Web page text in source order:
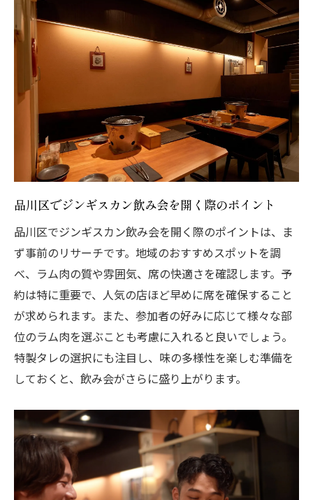
品川区でジンギスカン飲み会を開く際のポイント
品川区でジンギスカン飲み会を開く際のポイントは、ま
ず事前のリサーチです。地域のおすすめスポットを調
べ、ラム肉の質や雰囲気、席の快適さを確認します。予
約は特に重要で、人気の店ほど早めに席を確保すること
が求められます。また、参加者の好みに応じて様々な部
位のラム肉を選ぶことも考慮に入れると良いでしょう。
特製タレの選択にも注目し、味の多様性を楽しむ準備を
しておくと、飲み会がさらに盛り上がります。